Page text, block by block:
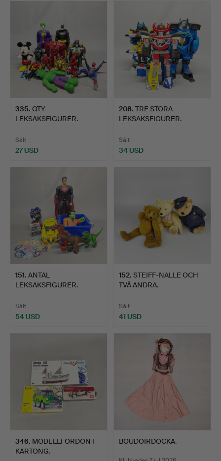
335. QTY
LEKSAKSFIGURER.
Sålt
27 USD
208. TRE STORA
LEKSAKSFIGURER.
Sålt
34 USD
151. ANTAL
LEKSAKSFIGURER.
Sålt
54 USD
152. STEIFF-NALLE OCH
TVÅ ANDRA.
Sålt
41 USD
346. MODELLFORDON I
KARTONG.
BOUDOIRDOCKA.